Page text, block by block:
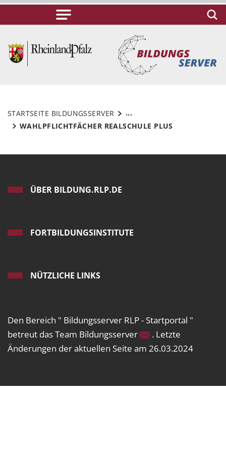
STARTSEITE BILDUNGSSERVER
...
WAHLPFLICHTFÄCHER REALSCHULE PLUS
ÜBER BILDUNG.RLP.DE
FORTBILDUNGSINSTITUTE
NÜTZLICHE LINKS
Den Bereich " Bildungsserver RLP - Startportal "
betreut das Team Bildungsserver
. Letzte
Änderungen der aktuellen Seite am 26.03.2024